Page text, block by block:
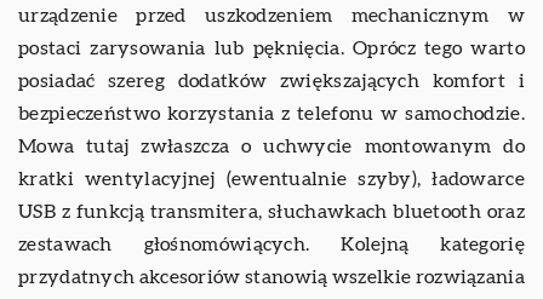
urządzenie przed uszkodzeniem mechanicznym w
postaci zarysowania lub pęknięcia. Oprócz tego warto
posiadać szereg dodatków zwiększających komfort i
bezpieczeństwo korzystania z telefonu w samochodzie.
Mowa tutaj zwłaszcza o uchwycie montowanym do
kratki wentylacyjnej (ewentualnie szyby), ładowarce
USB z funkcją transmitera, słuchawkach bluetooth oraz
zestawach głośnomówiących. Kolejną kategorię
przydatnych akcesoriów stanowią wszelkie rozwiązania